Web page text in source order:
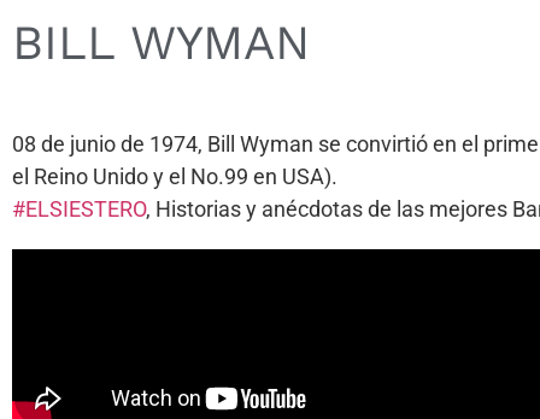
BILL WYMAN
08 de junio de 1974, Bill Wyman se convirtió en el
el Reino Unido y el No.99 en USA).
#ELSIESTERO, Historias y anécdotas de las mejores